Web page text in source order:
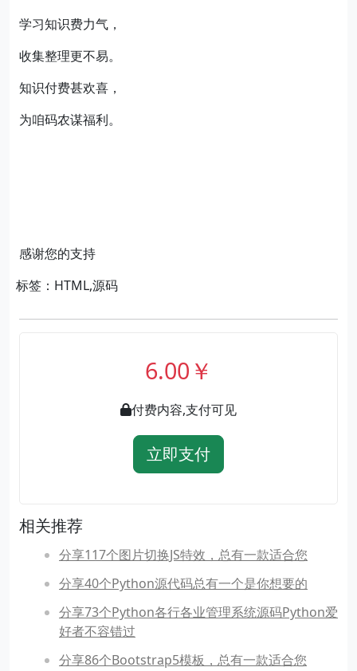
学习知识费力气，
收集整理更不易。
知识付费甚欢喜，
为咱码农谋福利。
感谢您的支持
标签：HTML,源码
6.00￥
付费内容,支付可见
立即支付
相关推荐
分享117个图片切换JS特效，总有一款适合您
分享40个Python源代码总有一个是你想要的
分享73个Python各行各业管理系统源码Python爱
好者不容错过
分享86个Bootstrap5模板，总有一款适合您